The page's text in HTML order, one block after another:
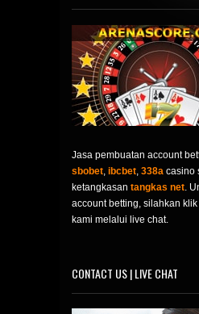
Jasa pembuatan account
sbobet, ibcbet, 338a casino
ketangkasan tangkas net.
account betting, silahkan
kami melalui live chat.
CONTACT US | LIVE CHAT